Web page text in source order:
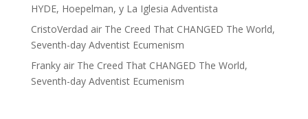
HYDE, Hoepelman, y La Iglesia Adventista
CristoVerdad air The Creed That CHANGED The World,
Seventh-day Adventist Ecumenism
Frankyair The Creed That CHANGED The World,
Seventh-day Adventist Ecumenism